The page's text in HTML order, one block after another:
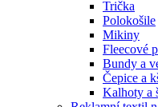
Trička
Polokošile
Mikiny
Fleecové
Bundy a
Čepice a
Kalhoty a